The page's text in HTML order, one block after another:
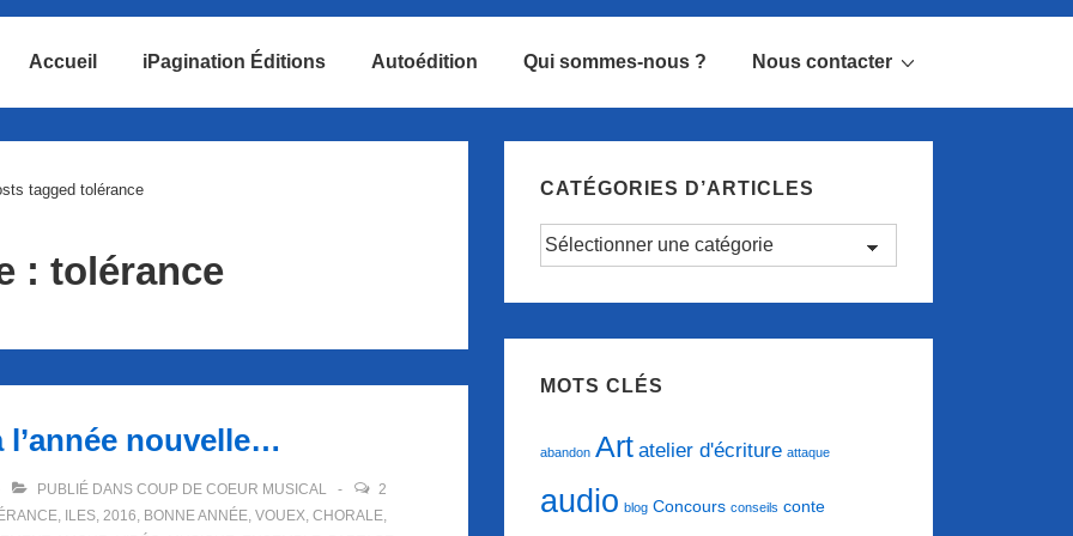
Accueil iPagination Éditions Autoédition Qui sommes-nous ? Nous contacter
tagged tolérance
:tolérance
nouvelle…
PUBLIÉ DANS COUP DE COEUR MUSICAL
2
, ILES, 2016, BONNE ANNÉE, VOUEX, CHORALE,
CATÉGORIES D’ARTICLES
Catégories
MOTS CLÉS
abandon Art atelier d'écriture attaque
audio blog Concours conseils conte